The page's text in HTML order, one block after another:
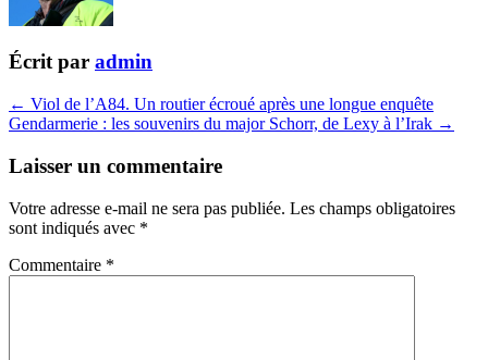
Écrit par admin
← Viol de l’A84. Un routier écroué après une longue enquête
Gendarmerie : les souvenirs du major Schorr, de Lexy à l’Irak →
Laisser un commentaire
Votre adresse e-mail ne sera pas publiée. Les champs obligatoires
sont indiqués avec *
Commentaire *